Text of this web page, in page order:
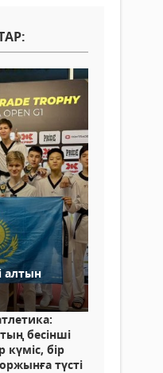
алтын
бесінші
күміс, бір
түсті